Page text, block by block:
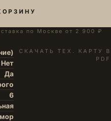
по Москве от 2 900 ₽
Нет
Да
6
СКАЧАТЬ ТЕХ. КАРТУ В
PDF